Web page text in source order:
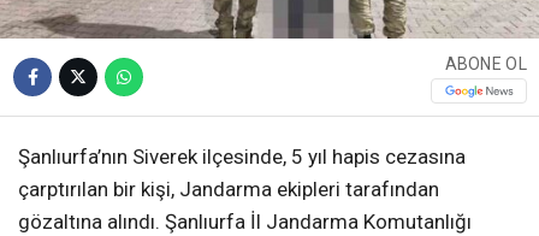
ABONE OL
Şanlıurfa’nın Siverek ilçesinde, 5 yıl hapis cezasına
çarptırılan bir kişi, Jandarma ekipleri tarafından
gözaltına alındı. Şanlıurfa İl Jandarma Komutanlığı